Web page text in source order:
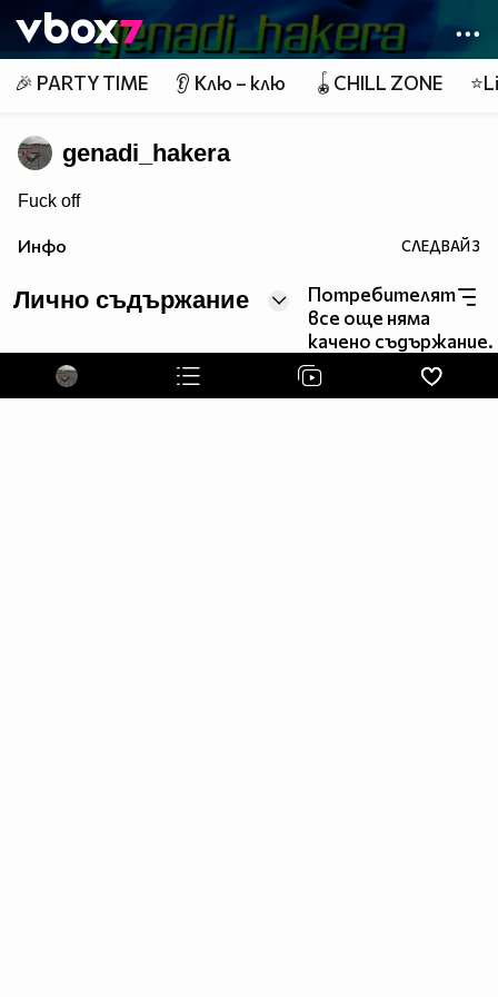
👾
🎉 PARTY TIME 👂 Клю – клю 🪀CHILL ZONE
genadi_hakera
Fuck off
Инфо СЛЕДВАЙ3
Лично съдържание
Потребителят
все още няма
качено съдържание.